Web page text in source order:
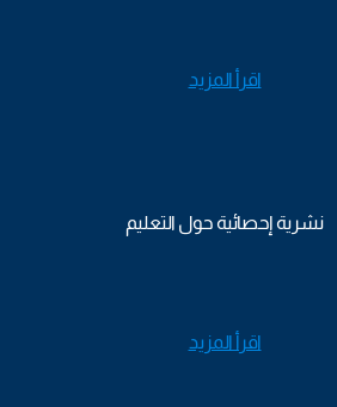
اقرأ المزيد
نشرية إحصائية حول التعليم
اقرأ المزيد